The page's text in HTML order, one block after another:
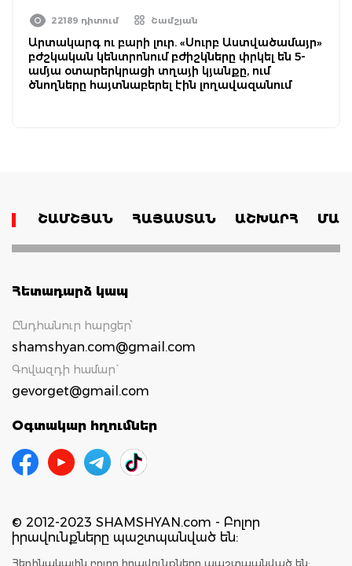
22189 դիտում Շամշյան
Արտակարգ ու բարի լուր. «Սուրբ Աստվածամայր»
բժշկական կենտրոնում բժիշկները փրկել են 5-
ամյա օտարերկրացի տղայի կյանքը, ում
ծնողները հայտնաբերել էին լողավազանում
ՇԱՄՇՅԱՆ ՀԱՅԱՍՏԱՆ ԱՇԽԱՐՀ
Հետադարձ կապ
Ընդհանուր հարցեր՝
shamshyan.com@gmail.com
Գովազդի համար`
gevorget@gmail.com
Օգտակար հղումներ
© 2012-2023 SHAMSHYAN.com - Բոլոր
իրավունքները պաշտպանված են:
Հեղինակային բոլոր իրավունքները պաշտպանված են: